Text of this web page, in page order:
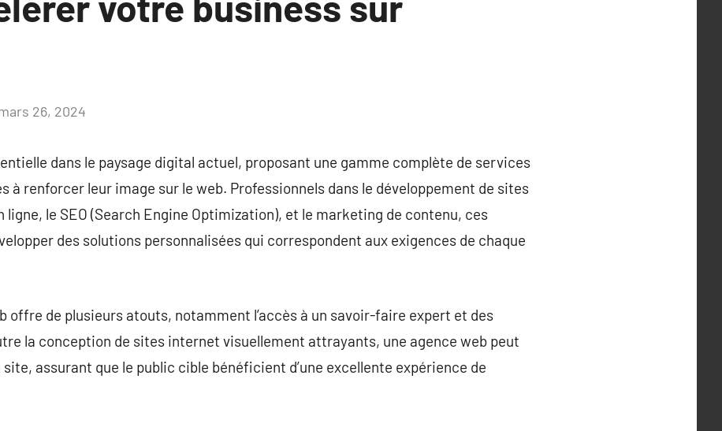
26, 2024
dans le paysage digital actuel, proposant une gamme complète de services
à renforcer leur image sur le web. Professionnels dans le développement de sites
le SEO (Search Engine Optimization), et le marketing de contenu, ces
des solutions personnalisées qui correspondent aux exigences de chaque
offre de plusieurs atouts, notamment l’accès à un savoir-faire expert et des
la conception de sites internet visuellement attrayants, une agence web peut
assurant que le public cible bénéficient d’une excellente expérience de